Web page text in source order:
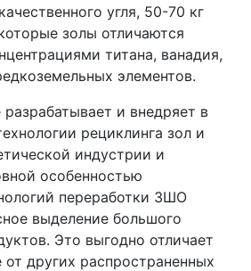
угля, 50-70 кг
золы отличаются
титана, ванадия,
элементов.
и внедряет в
рециклинга зол и
индустрии и
особенностью
переработки ЗШО
выделение большого
Это выгодно отличает
других распространенных